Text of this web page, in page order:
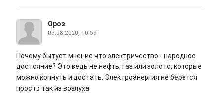
Ороз
09.08.2020, 10:59
Почему бытует мнение что электричество - народное
достояние? Это ведь не нефть, газ или золото, которые
можно копнуть и достать. Электроэнергия не берется
просто так из возлуха